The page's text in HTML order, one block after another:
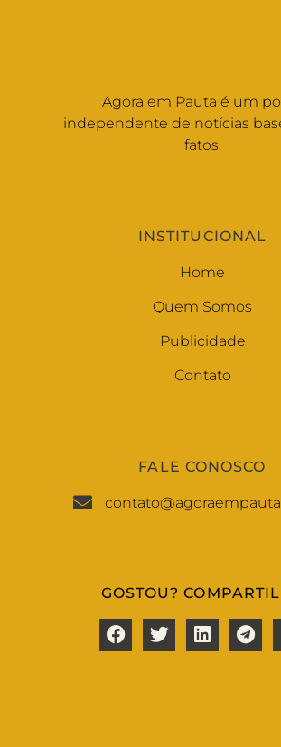
Agora em Pauta é um
independente de notícias
fatos.
INSTITUCIONAL
Home
Quem Somos
Publicidade
Contato
FALE CONOSCO
GOSTOU?